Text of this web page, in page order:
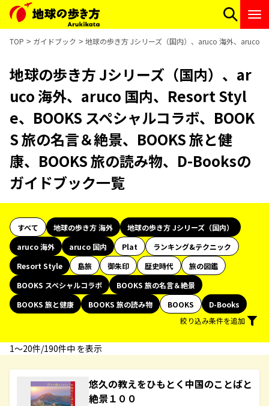
TOP ガイドブック 地球の歩き方 Jシリーズ（国内）、aruco 海外、aruco
地球の歩き方 Jシリーズ（国内）、ar
uco 海外、aruco 国内、Resort Styl
e、BOOKS スペシャルコラボ、BOOK
S 旅の名言＆絶景、BOOKS 旅と健
康、BOOKS 旅の読み物、D-Booksの
ガイドブック一覧
すべて 地球の歩き方 海外
地球の歩き方 Jシリーズ（国内）
aruco 海外
aruco 国内 Plat
ランキング&テクニック
Resort Style
島旅 御朱印 歴史時代
旅の図鑑
BOOKS スペシャルコラボ
BOOKS 旅の名言＆絶景
BOOKS 旅と健康
BOOKS 旅の読み物 BOOKS
D-Books
絞り込み条件を追加
1〜20件/190件中 を表示
悠久の教えをひもとく中国のことばと
絶景１００